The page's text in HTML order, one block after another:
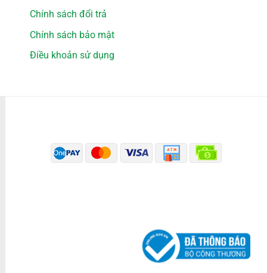
Chính sách đổi trả
Chính sách bảo mật
Điều khoản sử dụng